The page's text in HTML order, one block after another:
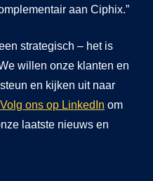
aan Ciphix.”
strategisch – het is
willen onze klanten en
en kijken uit naar
Volg ons op LinkedIn om
laatste nieuws en